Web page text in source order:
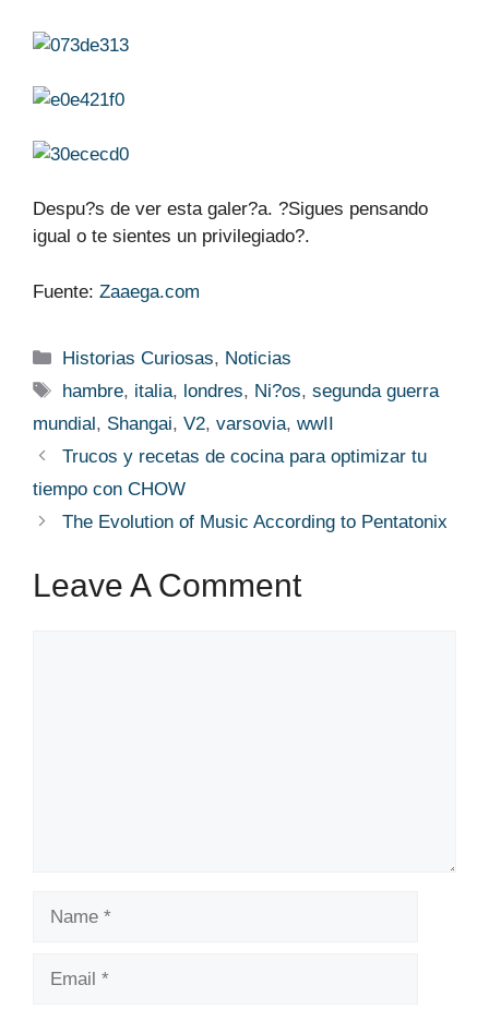
Despu?s de ver esta galer?a. ?Sigues pensando
igual o te sientes un privilegiado?.
Fuente: Zaaega.com
Categories
Historias Curiosas, Noticias
Tags
hambre, italia, londres, Ni?os,segunda guerra
mundial, Shangai, V2, varsovia, wwII
Trucos y recetas de cocina para optimizar tu
tiempo con CHOW
The Evolution of Music According to Pentatonix
Leave A Comment